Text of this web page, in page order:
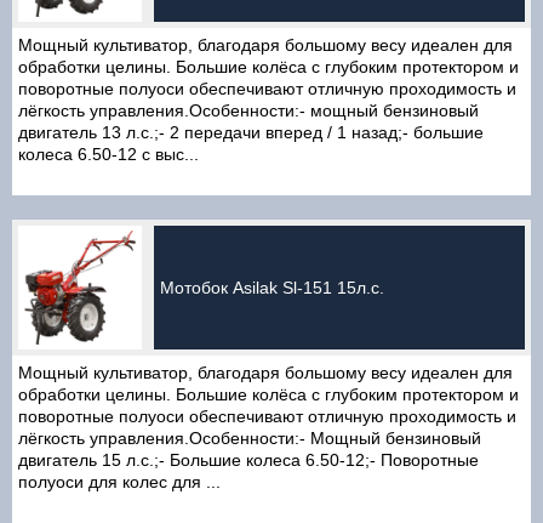
Мощный культиватор, благодаря большому весу идеален для
обработки целины. Большие колёса с глубоким протектором и
поворотные полуоси обеспечивают отличную проходимость и
лёгкость управления.Особенности:- мощный бензиновый
двигатель 13 л.с.;- 2 передачи вперед / 1 назад;- большие
колеса 6.50-12 с выс...
Мотобок Asilak Sl-151 15л.с.
Мощный культиватор, благодаря большому весу идеален для
обработки целины. Большие колёса с глубоким протектором и
поворотные полуоси обеспечивают отличную проходимость и
лёгкость управления.Особенности:- Мощный бензиновый
двигатель 15 л.с.;- Большие колеса 6.50-12;- Поворотные
полуоси для колес для ...